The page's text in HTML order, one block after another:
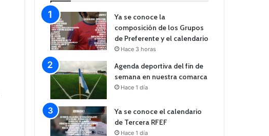
Ya se conoce la
composición de los Grupos
de Preferente y el calendario
Hace 3 horas
Agenda deportiva del fin de
semana en nuestra comarca
Hace 1 día
Ya se conoce el calendario
de Tercera RFEF
Hace 1 día